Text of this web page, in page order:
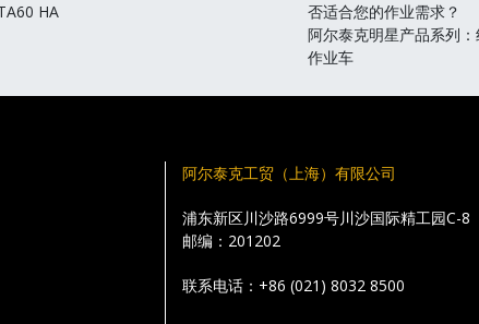
HA
否适合您的作业需求？
阿尔泰克明星产品系列
作业车
阿尔泰克工贸（上海）有限公司
浦东新区川沙路6999号川沙国际精工园C-8
邮编：201202
联系电话： +86 (021) 8032 8500